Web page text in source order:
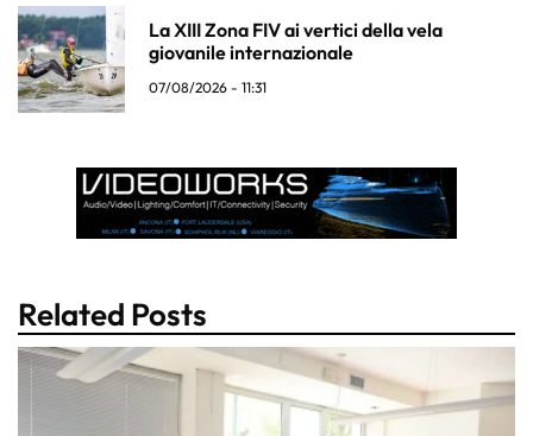
La XIII Zona FIV ai vertici della vela
giovanile internazionale
07/08/2026 - 11:31
Related Posts